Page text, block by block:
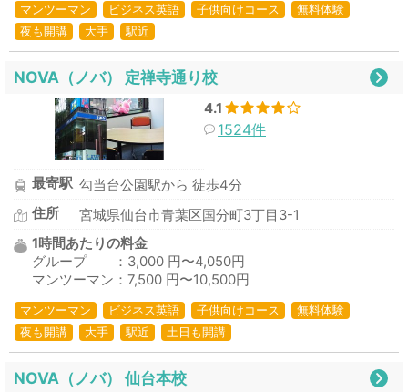
マンツーマン ビジネス英語 子供向けコース
無料体験
夜も開講
大手 駅近
NOVA（ノバ） 定禅寺通り校
4.1
1524件
最寄駅 勾当台公園駅から 徒歩4分
住所
宮城県仙台市青葉区国分町3丁目3-1
1時間あたりの料金
グループ ：3,000 円〜4,050円
マンツーマン：7,500 円〜10,500円
マンツーマン ビジネス英語 子供向けコース
無料体験
夜も開講
大手 駅近 土日も開講
NOVA（ノバ） 仙台本校